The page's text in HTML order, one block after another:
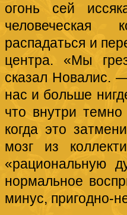
огонь сей
человеческая
распадаться и
центра. «Мы
сказал Новалис.
нас и больше
что внутри
когда это
мозг из
«рациональную
нормальное
минус, пригодно-